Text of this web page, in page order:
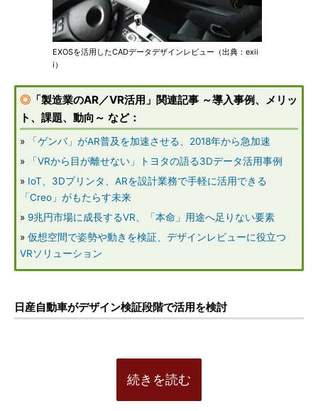
EXOSを活用したCADデータデザインレビュー（出典：exii
i）
◎ 「製造業のAR／VR活用」関連記事 ～導入事例、メリッ
ト、課題、動向～ など：
»
「ゲンバ」がAR普及を加速させる、2018年から急加速
»
「VRから目が離せない」トヨタの語る3Dデータ活用事例
» IoT、3Dプリンタ、ARを設計業務で手軽に活用できる
「Creo」がもたらす未来
» 9兆円市場に成長するVR、「本命」用途へ足りない要素
» 仮想空間で姿勢や動きを検証、デザインレビューに役立つ
VRソリューション
日産自動車がデザイン検証段階で活用を検討
続きを読む